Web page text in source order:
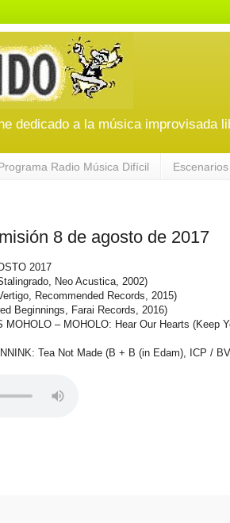
dedicado a la música improvisada
Radio Música Difícil
8 de agosto de 2017
2017
Neo Acustica, 2002)
Recommended Records, 2015)
Beginnings, Farai Records, 2016)
– MOHOLO: Hear Our Hearts (Keep
Tea Not Made (B + B (in Edam), ICP /